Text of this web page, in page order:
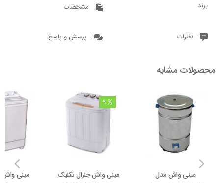
برند مشخصات
نظرات پرسش و پاسخ
محصولات مشابه
مینی واش مدل
9
مینی واش جنرال تکنیک
مینی واش